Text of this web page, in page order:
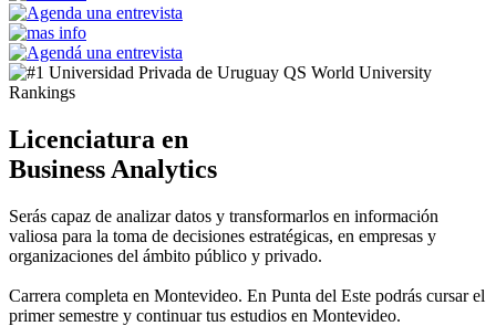
Licenciatura en
Business Analytics
Serás capaz de analizar datos y transformarlos en información
valiosa para la toma de decisiones estratégicas, en empresas y
organizaciones del ámbito público y privado.
Carrera completa en Montevideo. En Punta del Este podrás cursar el
primer semestre y continuar tus estudios en Montevideo.